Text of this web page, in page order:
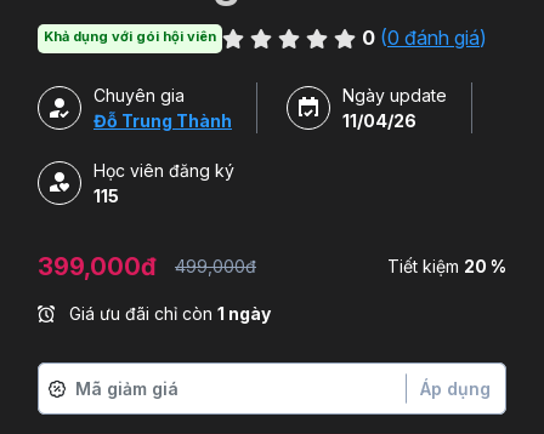
Khả dụng với gói hội viên 0 (0 đánh giá)
Chuyên gia
Đỗ Trung Thành
Ngày update
11/04/26
Học viên đăng ký
115
399,000đ 499,000đ Tiết kiệm 20 %
Giá ưu đãi chỉ còn 1 ngày
Áp dụng